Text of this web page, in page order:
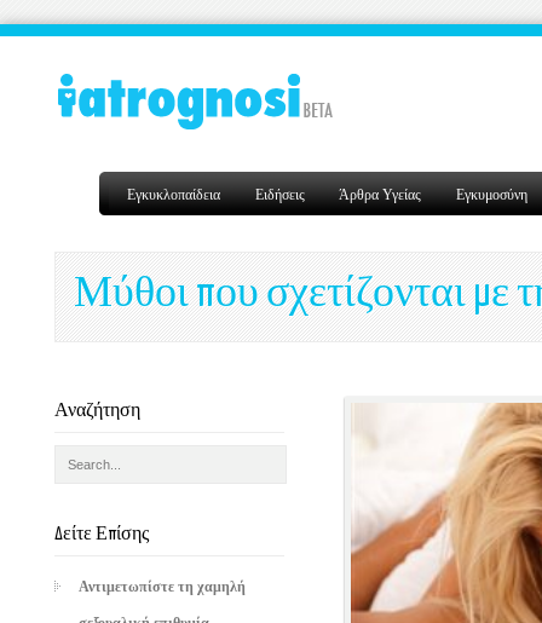
Εγκυκλοπαίδεια Ειδήσεις Άρθρα Υγείας Εγκυμοσύνη
Μύθοι που σχετίζονται με
Αναζήτηση
Δείτε Επίσης
Αντιμετωπίστε τη χαμηλή